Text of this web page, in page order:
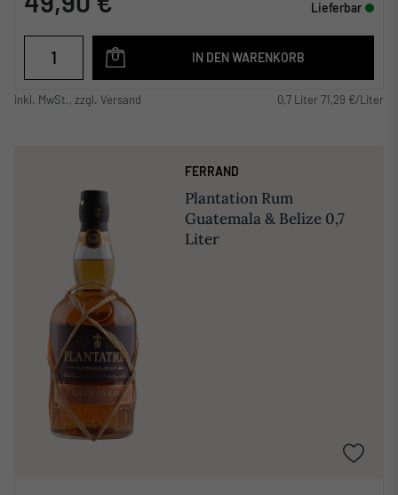
Lieferbar
IN DEN WARENKORB
inkl. MwSt., zzgl. Versand 0,7 Liter 71,29 €/Liter
FERRAND
Plantation Rum
Guatemala & Belize 0,7
Liter